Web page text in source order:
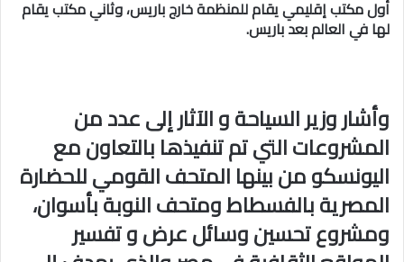
أول مكتب إقليمي يقام للمنظمة خارج باريس، وثاني مكتب يقام
لها في العالم بعد باريس.
وأشار وزير السياحة و الآثار إلى عدد من
المشروعات التي تم تنفيذها بالتعاون مع
اليونسكو من بينها المتحف القومي للحضارة
المصرية بالفسطاط ومتحف النوبة بأسوان،
ومشروع تحسين وسائل عرض و تفسير